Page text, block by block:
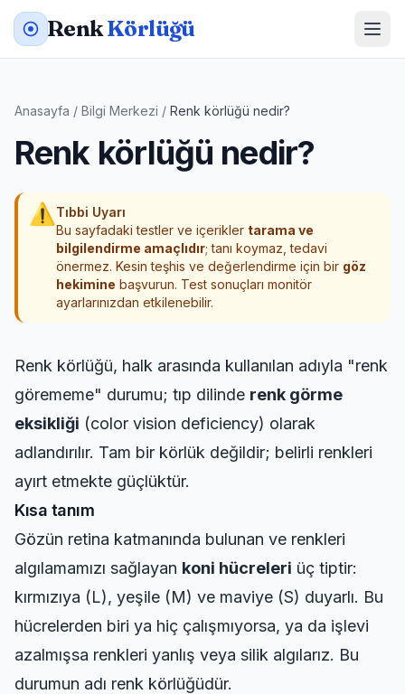
RenkKörlüğü
Anasayfa / Bilgi Merkezi / Renk körlüğü nedir?
Renk körlüğü nedir?
⚠ Tıbbi Uyarı
Bu sayfadaki testler ve içerikler tarama ve
bilgilendirme amaçlıdır; tanı koymaz, tedavi
önermez. Kesin teşhis ve değerlendirme için bir göz
hekimine başvurun. Test sonuçları monitör
ayarlarınızdan etkilenebilir.
Renk körlüğü, halk arasında kullanılan adıyla "renk
görememe" durumu; tıp dilinde renk görme
eksikliği (color vision deficiency) olarak
adlandırılır. Tam bir körlük değildir; belirli renkleri
ayırt etmekte güçlüktür.
Kısa tanım
Gözün retina katmanında bulunan ve renkleri
algılamamızı sağlayan koni hücreleri üç tiptir:
kırmızıya (L), yeşile (M) ve maviye (S) duyarlı. Bu
hücrelerden biri ya hiç çalışmıyorsa, ya da işlevi
azalmışsa renkleri yanlış veya silik algılarız. Bu
durumun adı renk körlüğüdür.